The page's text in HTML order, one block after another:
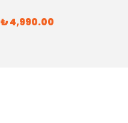
₺ 4,990.00